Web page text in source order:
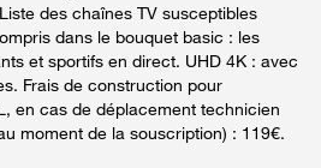
des chaînes TV susceptibles
dans le bouquet basic : les
et sportifs en direct. UHD 4K : avec
Frais de construction pour
en cas de déplacement technicien
moment de la souscription) : 119€.